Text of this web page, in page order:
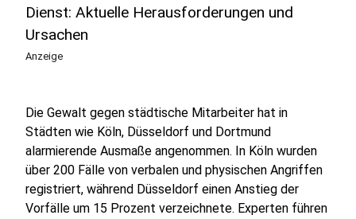
Dienst: Aktuelle Herausforderungen und
Ursachen
Anzeige
Die Gewalt gegen städtische Mitarbeiter hat in
Städten wie Köln, Düsseldorf und Dortmund
alarmierende Ausmaße angenommen. In Köln wurden
über 200 Fälle von verbalen und physischen Angriffen
registriert, während Düsseldorf einen Anstieg der
Vorfälle um 15 Prozent verzeichnete. Experten führen